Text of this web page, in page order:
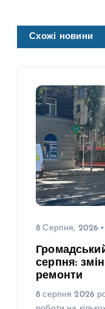
Схожі новини
8 Серпня, 2026
серпня:
ремонти
8 серпня 2026